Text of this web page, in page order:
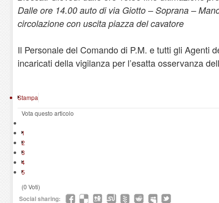
Dalle ore 14.00 auto di via Giotto – Soprana –
circolazione con uscita piazza del cavatore
Il Personale del Comando di P.M. e tutti gli Agenti
incaricati della vigilanza per l’esatta osservanza
Stampa
Vota questo articolo
1
2
3
4
5
(0 Voti)
Social sharing: